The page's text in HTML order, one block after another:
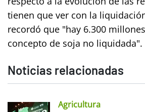
tienen que ver con la
recordó que "hay 6.300
concepto de soja no liquidada".
Noticias relacionadas
Agricultura